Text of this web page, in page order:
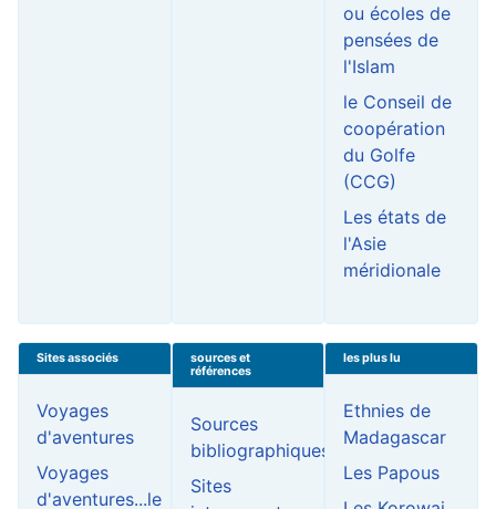
ou écoles de
pensées de
l'Islam
le Conseil de
coopération
du Golfe
(CCG)
Les états de
l'Asie
méridionale
Sites associés
Voyages
d'aventures
Voyages
d'aventures...le
sources et
références
Sources
bibliographiques
Sites
les plus lu
Ethnies de
Madagascar
Les Papous